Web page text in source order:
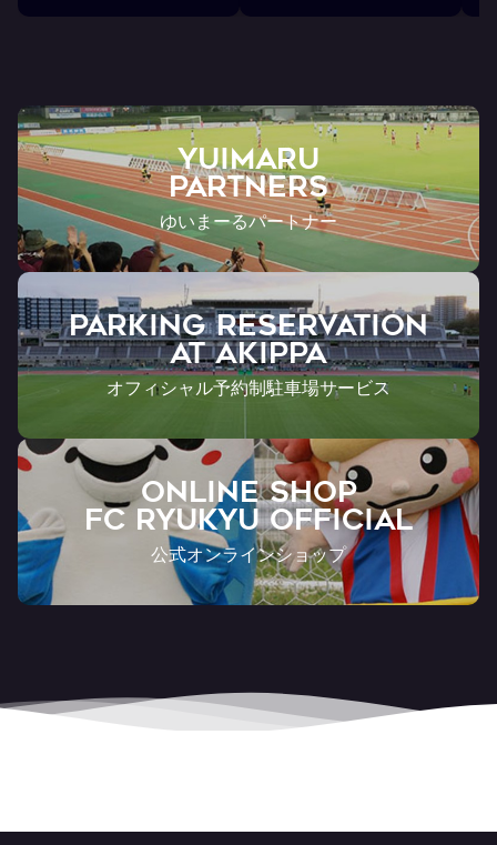
YUIMARU
Partners
ゆいまーるパートナー
PARKING RESERVATION
AT Akippa
オフィシャル予約制駐車場サービス
ONLINE SHOP
FC RYUKYU OFFICIAL
公式オンラインショップ